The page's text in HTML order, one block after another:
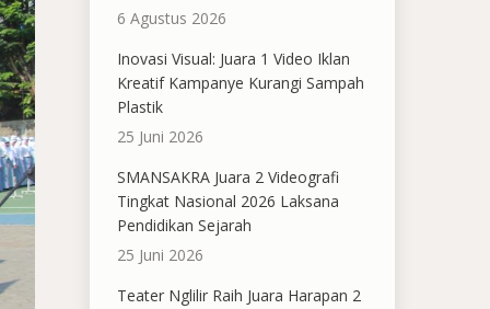
6 Agustus 2026
Inovasi Visual: Juara 1 Video Iklan
Kreatif Kampanye Kurangi Sampah
Plastik
25 Juni 2026
SMANSAKRA Juara 2 Videografi
Tingkat Nasional 2026 Laksana
Pendidikan Sejarah
25 Juni 2026
Teater Nglilir Raih Juara Harapan 2